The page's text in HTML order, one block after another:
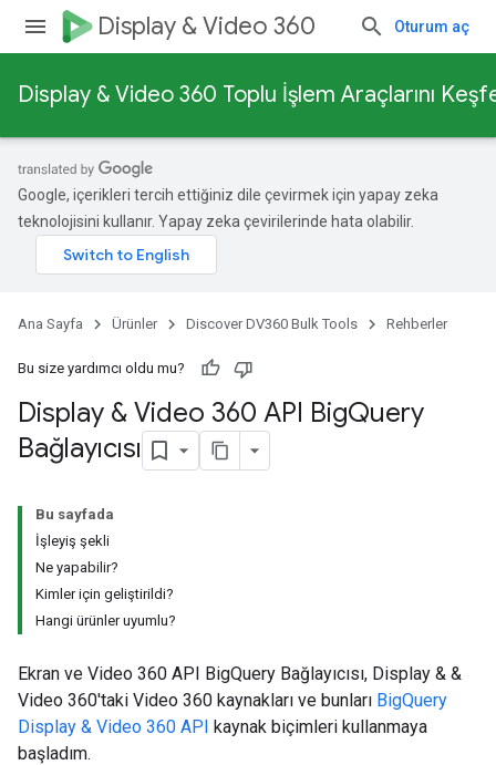
Display & Video 360 Oturum aç
Display & Video 360 Toplu İşlem Araçlarını
Google, içerikleri tercih ettiğiniz dile çevirmek için yapay zeka
teknolojisini kullanır. Yapay zeka çevirilerinde hata olabilir.
Ana Sayfa Ürünler Discover DV360 Bulk Tools Rehberler
Bu size yardımcı oldu mu?
Display & Video 360 API BigQuery
Bağlayıcısı
Bu sayfada
İşleyiş şekli
Ne yapabilir?
Kimler için geliştirildi?
Hangi ürünler uyumlu?
Ekran ve Video 360 API BigQuery Bağlayıcısı, Display & &
Video 360'taki Video 360 kaynakları ve bunları BigQuery
Display & Video 360 API kaynak biçimleri kullanmaya
başladım.